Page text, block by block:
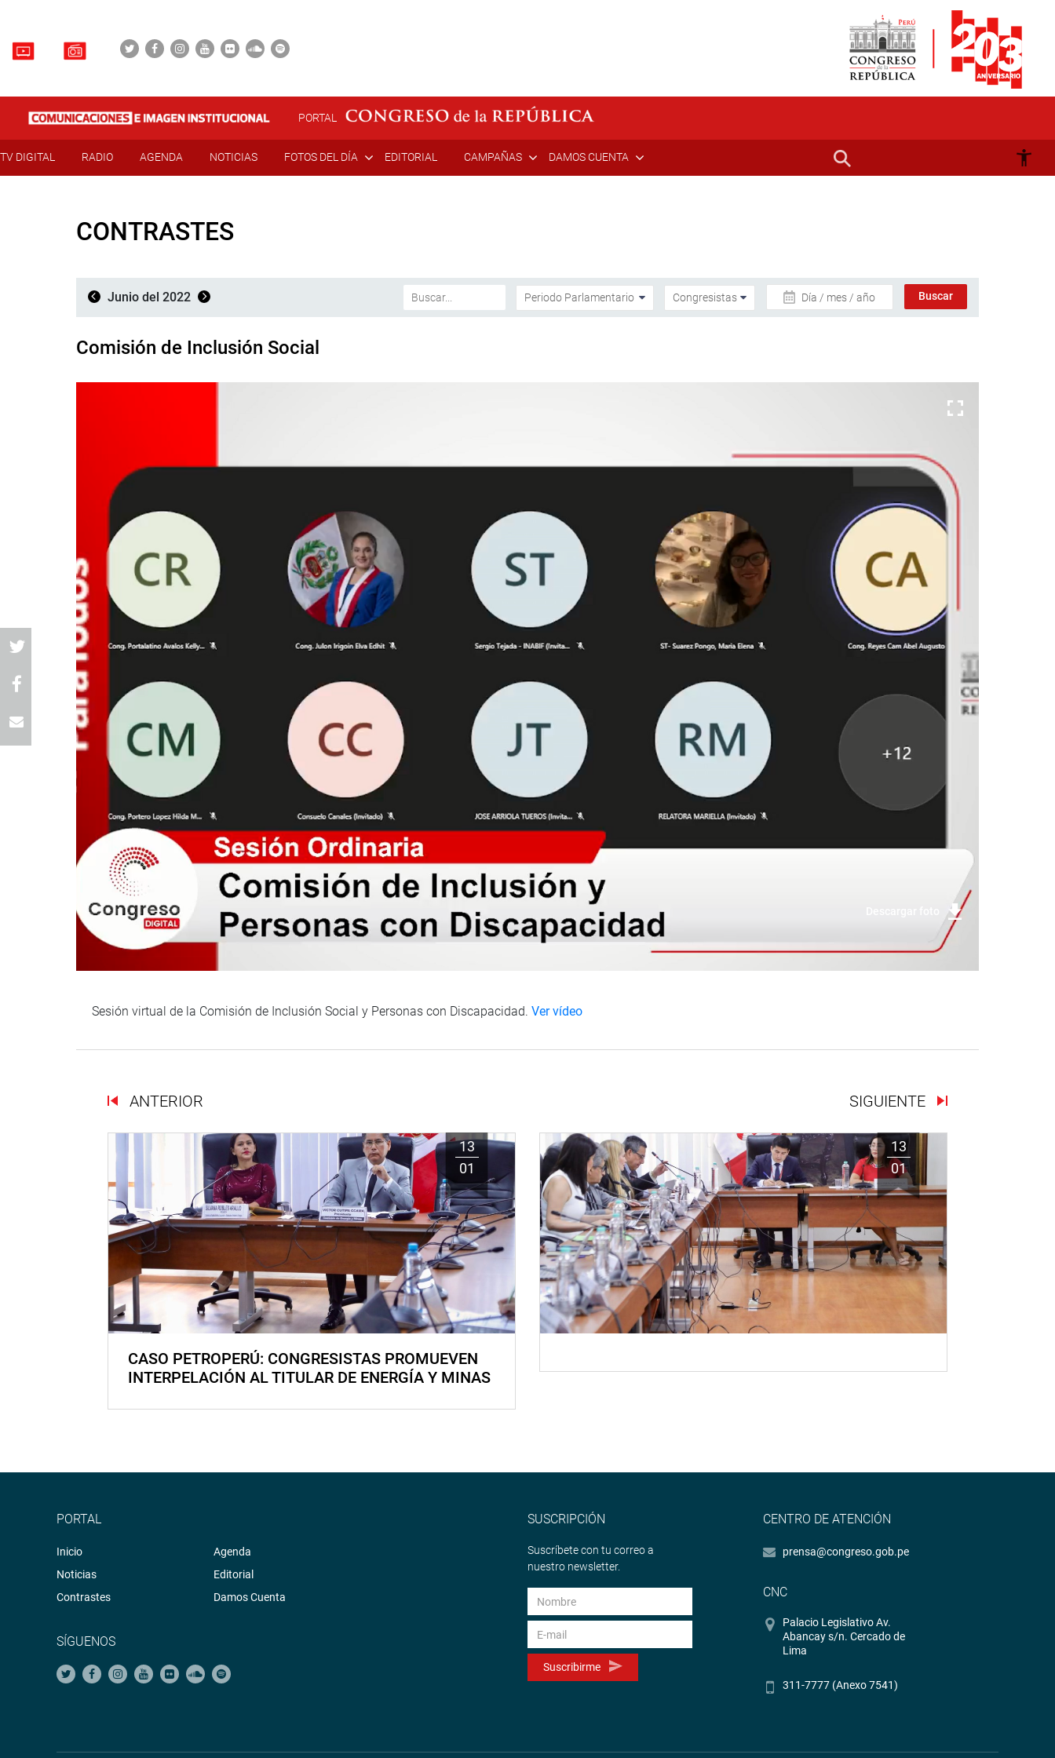
PORTAL
TV DIGITAL RADIO AGENDA NOTICIAS FOTOS DEL DÍA EDITORIAL CAMPAÑAS DAMOS CUENTA
CONTRASTES
Junio del 2022 Día / mes / año
Comisión de Inclusión Social
Sesión virtual de la Comisión de Inclusión Social y Personas con Discapacidad. Ver vídeo
ANTERIOR SIGUIENTE
13
01
CASO PETROPERÚ: CONGRESISTAS PROMUEVEN
INTERPELACIÓN AL TITULAR DE ENERGÍA Y MINAS
13
01
PORTAL
Inicio
Noticias
Contrastes
Agenda
Editorial
Damos Cuenta
SÍGUENOS
SUSCRIPCIÓN
Suscríbete con tu correo a
nuestro newsletter.
Suscribirme
CENTRO DE ATENCIÓN
prensa@congreso.gob.pe
CNC
Palacio Legislativo Av.
Abancay s/n. Cercado de
Lima
311-7777 (Anexo 7541)